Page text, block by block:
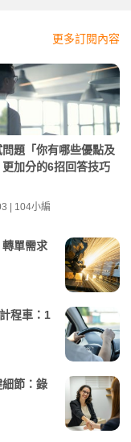
更多訂閱內容
題「你有哪些優點及
加分的6招回答技巧
| 104小編
單需求
程車：1
節：錄